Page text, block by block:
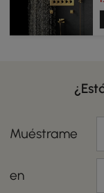
Muéstrame
en